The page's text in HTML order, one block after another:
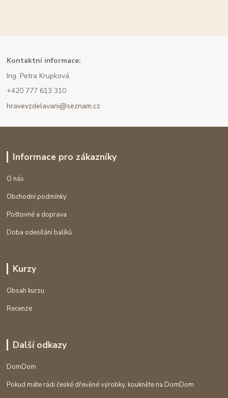
Kontaktní informace:
Ing. Petra Krupková
+420 777 613 310
hravevzdelavani@seznam.cz
Informace pro zákazníky
O nás
Obchodní podmínky
Poštovné a doprava
Doba odesílání balíků
Kurzy
Obsah kurzu
Recenze
Další odkazy
DomDom
Pokud máte rádi české dřevěné výrobky, koukněte na DomDom